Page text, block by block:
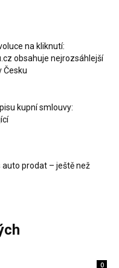
na kliknutí:
obsahuje nejrozsáhlejší
Česku
kupní smlouvy:
auto prodat – ještě než
0